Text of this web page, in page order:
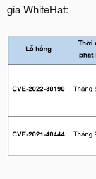
gia WhiteHat: